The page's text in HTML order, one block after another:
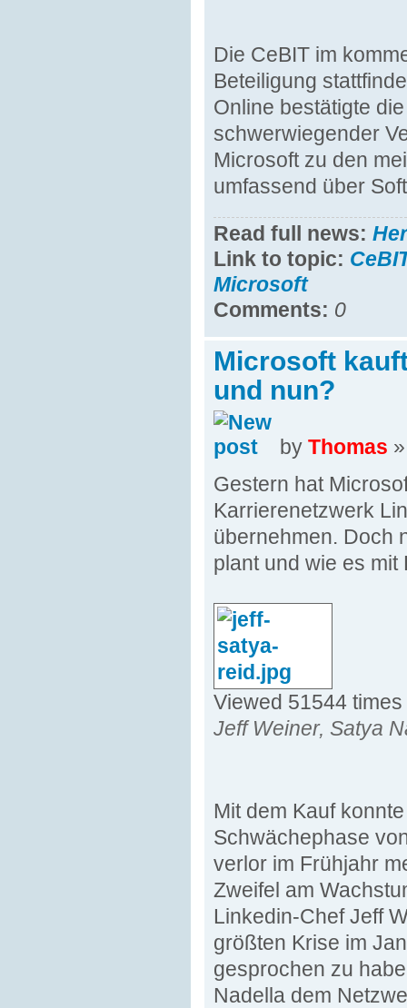
Die CeBIT im
Beteiligung
Online bestätigte
schwerwiegender
Microsoft zu den
umfassend über
Read full news:
Link to topic:
Microsoft
Comments: 0
Microsoft
und nun?
by Thomas
Gestern hat
Karrierenetzwerk
übernehmen. Doch
plant und wie es
Viewed 51544 times
Jeff Weiner, Satya
Mit dem Kauf
Schwächephase
verlor im Frühjahr
Zweifel am
Linkedin-Chef Jeff
größten Krise im
gesprochen zu
Nadella dem